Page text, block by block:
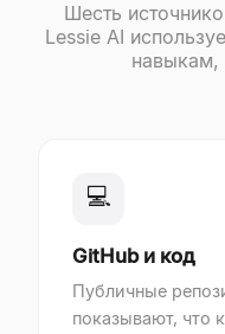
Шесть
Lessie AI
навыкам,
💻
GitHub и код
Публичные
показывают, что